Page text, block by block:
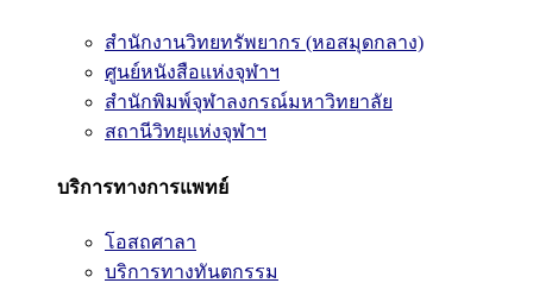
สำนักงานวิทยทรัพยากร (หอสมุดกลาง)
ศูนย์หนังสือแห่งจุฬาฯ
สำนักพิมพ์จุฬาลงกรณ์มหาวิทยาลัย
สถานีวิทยุแห่งจุฬาฯ
บริการทางการแพทย์
โอสถศาลา
บริการทางทันตกรรม